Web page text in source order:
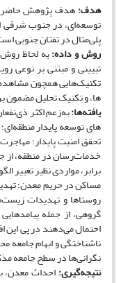
هدف:هدف پژوهش حاضر،
توسعه‌­ای، در جنوب شرقی
پلی­‌متال در تفتان جنوبی
روش و داده:به لحاظ
تبیینی و مبتنی­ بر نوعی
تکنیک­‌هایی همچون
ها، و تکنیک تحلیل مضمون
یافته‌ها:به‌زعم اکثر
های توسعه پایدار
تحقق امنیت پایدار؛
خدمات‌­رسان در منطقه، از
برابر، مواردی نظیر تغییر
مساکن در حریم معدن؛
روستاها و تهدیدات
گروهی، از جمله
احتمال می‌­دهند در پی این
ناشناختگی و ابهام جامعه
نگرانی­‌ها در سطح جامعه
نتیجه‌گیری:احداث معدن،